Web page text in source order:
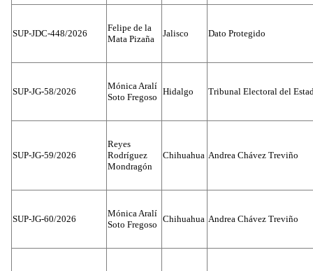
SUP-JDC-448/2026
Felipe de la
Mata Pizaña
Jalisco Dato Protegido
SUP-JG-58/2026
Mónica Aralí
Soto Fregoso
Hidalgo Tribunal Electoral del
SUP-JG-59/2026
Reyes
Rodríguez
Mondragón
Chihuahua Andrea Chávez Treviño
SUP-JG-60/2026
Mónica Aralí
Soto Fregoso
Chihuahua Andrea Chávez Treviño